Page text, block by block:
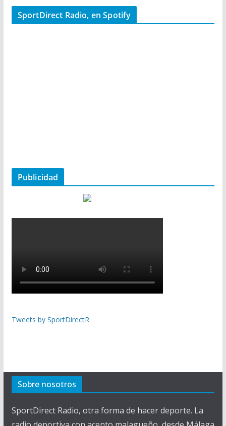
SportDirect Radio, en Spotify
Publicidad
Tweets by SportDirectR
Sobre nosotros
SportDirect Radio, otra forma de hacer deporte. La